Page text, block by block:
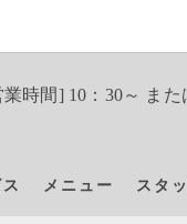
業時間] 10：30～ ま
メニュー スタ